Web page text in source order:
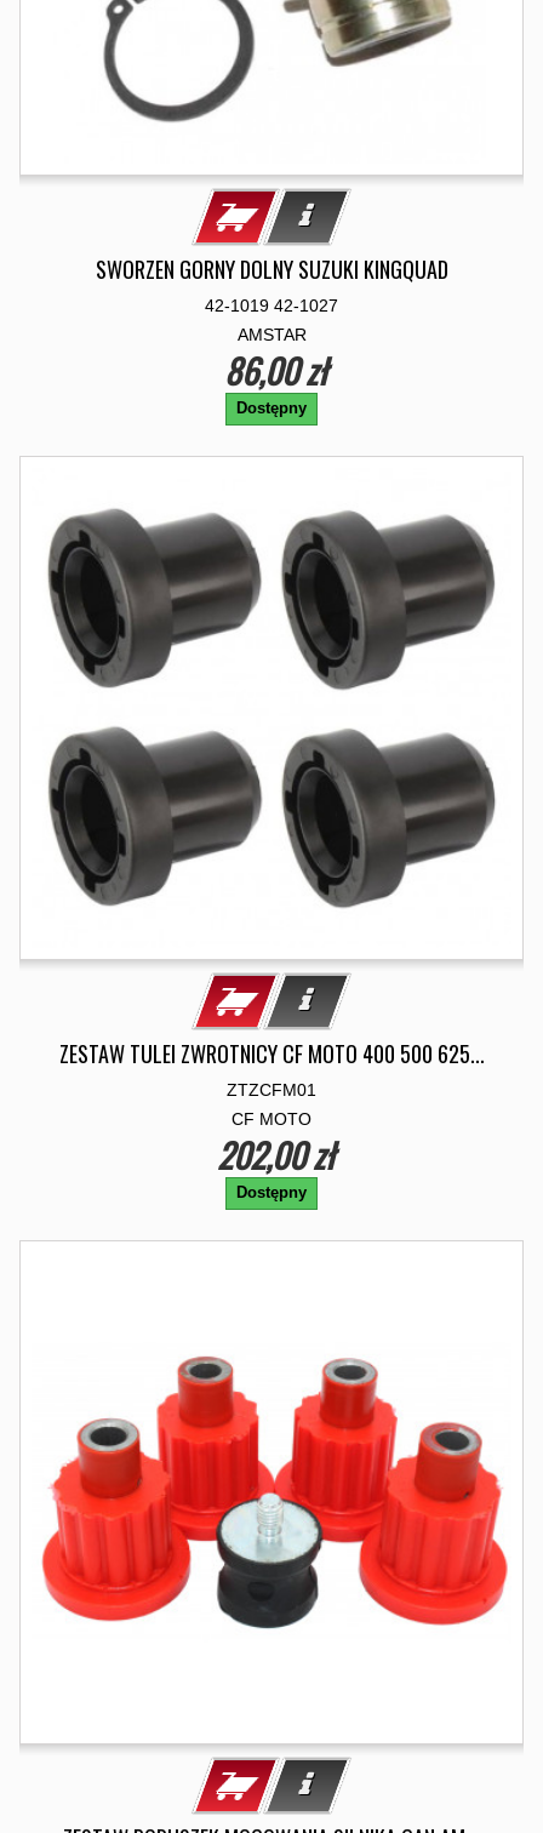
SWORZEN GORNY DOLNY SUZUKI KINGQUAD
42-1019 42-1027
AMSTAR
86,00 zł
Dostępny
ZESTAW TULEI ZWROTNICY CF MOTO 400 500 625...
ZTZCFM01
CF MOTO
202,00 zł
Dostępny